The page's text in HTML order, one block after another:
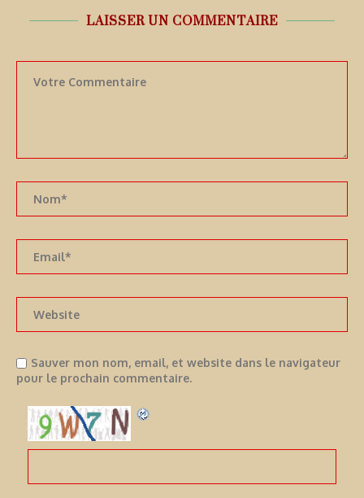
LAISSER UN COMMENTAIRE
Sauver mon nom, email, et website dans le navigateur
pour le prochain commentaire.